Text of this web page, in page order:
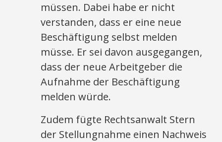
müssen. Dabei habe er nicht
verstanden, dass er eine neue
Beschäftigung selbst melden
müsse. Er sei davon ausgegangen,
dass der neue Arbeitgeber die
Aufnahme der Beschäftigung
melden würde.
Zudem fügte Rechtsanwalt Stern
der Stellungnahme einen Nachweis